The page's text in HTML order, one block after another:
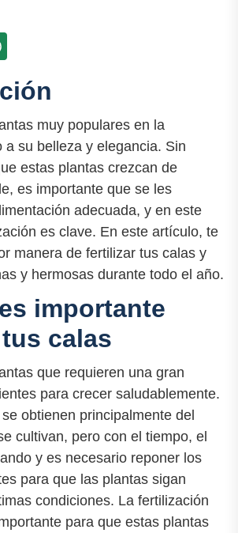
muy populares en la
a su belleza y elegancia. Sin
estas plantas crezcan de
es importante que se les
adecuada, y en este
es clave. En este artículo, te
manera de fertilizar tus calas y
y hermosas durante todo el año.
importante
calas
que requieren una gran
para crecer saludablemente.
obtienen principalmente del
cultivan, pero con el tiempo, el
y es necesario reponer los
para que las plantas sigan
condiciones. La fertilización
para que estas plantas